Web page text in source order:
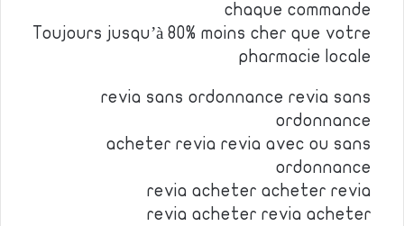
chaque commande
Toujours jusqu’à 80% moins cher que votre
pharmacie locale
revia sans ordonnance revia sans
ordonnance
acheter revia revia avec ou sans
ordonnance
revia acheter acheter revia
revia acheter revia acheter